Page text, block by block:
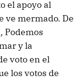
el apoyo al
ve mermado. De
, Podemos
y la
voto en el
los votos de